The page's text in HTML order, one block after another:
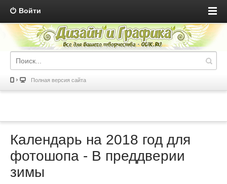
Войти
Полная версия сайта
Календарь на 2018 год для
фотошопа - В преддверии
зимы